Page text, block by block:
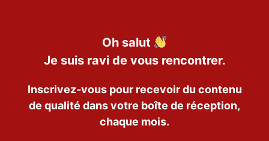
Oh salut
Je suis ravi de vous rencontrer.
Inscrivez-vous pour recevoir du contenu
de qualité dans votre boîte de réception,
chaque mois.